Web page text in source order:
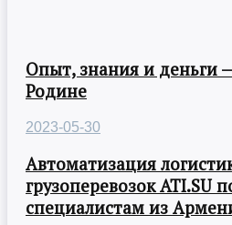
Опыт, знания и деньги
Родине
2023-05-30
Автоматизация
грузоперевозок ATI.SU
специалистам из